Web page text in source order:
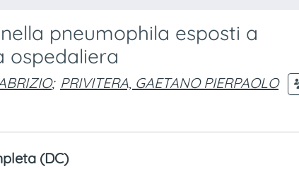
pneumophila esposti a
ospedaliera
; PRIVITERA, GAETANO PIERPAOLO
(DC)